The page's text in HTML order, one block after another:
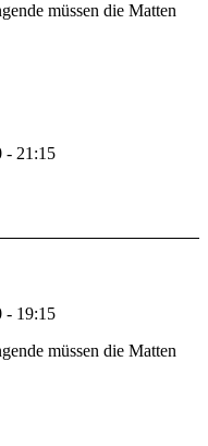
müssen die Matten
- 21:15
- 19:15
müssen die Matten